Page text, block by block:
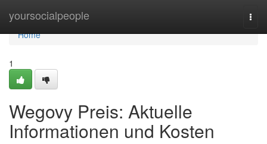
yoursocialpeople
Home
Home
1
Wegovy Preis: Aktuelle
Informationen und Kosten